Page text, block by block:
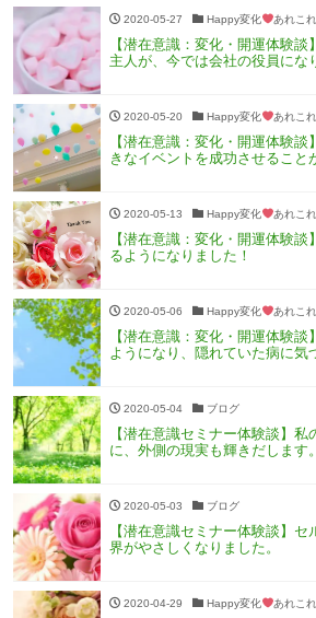
2020-05-27 Happy変化 あれこれ
【潜在意識：変化・開運体験
主人が、今では会社の役員にな
2020-05-20 Happy変化 あれこれ
【潜在意識：変化・開運体験
きなイベントを成功させること
2020-05-13 Happy変化 あれこれ
【潜在意識：変化・開運体験
るようになりました！
2020-05-06 Happy変化 あれこれ
【潜在意識：変化・開運体験
ようになり、隠れていた病に気
2020-05-04 ブログ
【潜在意識セミナー体験談】
に、外側の現実も輝きだします。
2020-05-03 ブログ
【潜在意識セミナー体験談】
界がやさしくなりました。
2020-04-29 Happy変化 あれこれ